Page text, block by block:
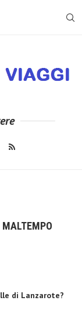
di Lanzarote?